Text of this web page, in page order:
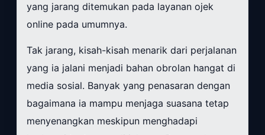
yang jarang ditemukan pada layanan ojek
online pada umumnya.
Tak jarang, kisah-kisah menarik dari perjalanan
yang ia jalani menjadi bahan obrolan hangat di
media sosial. Banyak yang penasaran dengan
bagaimana ia mampu menjaga suasana tetap
menyenangkan meskipun menghadapi